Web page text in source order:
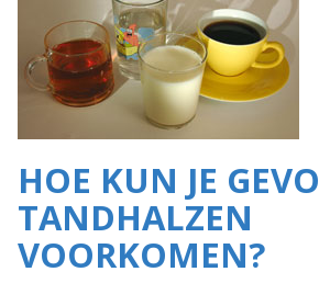
HOE KUN JE
TANDHALZEN
VOORKOMEN?